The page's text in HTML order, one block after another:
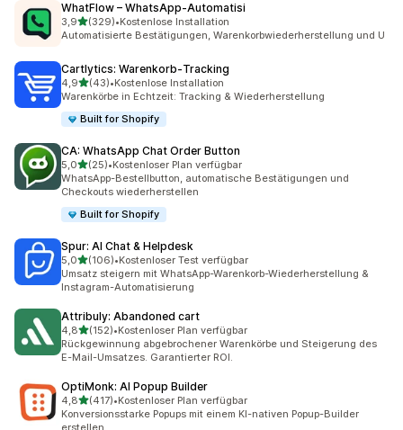
WhatFlow – WhatsApp‑Automatisi
3,9von 5 Sternen
(329)
329 Rezensionen insgesamt
•Kostenlose Installation
Automatisierte Bestätigungen, Warenkorbwiederherstellung und U
Cartlytics: Warenkorb‑Tracking
4,9von 5 Sternen
(43)
43 Rezensionen insgesamt
•Kostenlose Installation
Warenkörbe in Echtzeit: Tracking & Wiederherstellung
Built for Shopify
CA: WhatsApp Chat Order Button
5,0von 5 Sternen
(25)
25 Rezensionen insgesamt
•Kostenloser Plan verfügbar
WhatsApp-Bestellbutton, automatische Bestätigungen und
Checkouts wiederherstellen
Built for Shopify
Spur: AI Chat & Helpdesk
5,0von 5 Sternen
(106)
106 Rezensionen insgesamt
•Kostenloser Test verfügbar
Umsatz steigern mit WhatsApp-Warenkorb-Wiederherstellung &
Instagram-Automatisierung
Attribuly: Abandoned cart
4,8von 5 Sternen
(152)
152 Rezensionen insgesamt
•Kostenloser Plan verfügbar
Rückgewinnung abgebrochener Warenkörbe und Steigerung des
E-Mail-Umsatzes. Garantierter ROI.
OptiMonk: AI Popup Builder
4,8von 5 Sternen
(417)
417 Rezensionen insgesamt
•Kostenloser Plan verfügbar
Konversionsstarke Popups mit einem KI-nativen Popup-Builder
erstellen.